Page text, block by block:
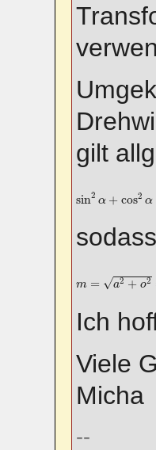
gilt
sin2 α + cos2 α
sin2 2α
m = √a2 + o2
Ich
Viele
Micha
--